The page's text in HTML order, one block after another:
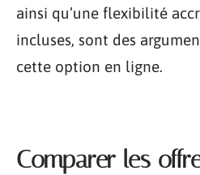
ainsi qu’une flexibilité
incluses, sont des
cette option en ligne.
Comparer les